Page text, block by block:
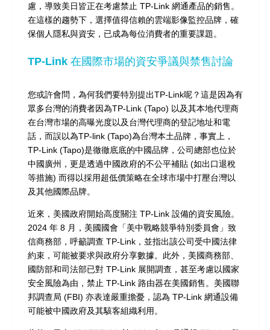
慮，導致美日皆正在考慮禁止 TP-Link 網通產品的銷售。
在這樣的趨勢下，選擇值得信賴的雲端影像監控品牌，確
保個人隱私與資安，已成為每位消費者的重要課題。
TP-Link 在國際市場的資安爭議與禁售討論
您或許會問，為何我們要特別提出TP-Link呢？這是因為有
眾多台灣的消費者因為TP-Link (Tapo) 以及其本地代理商
在台灣市場的高曝光度以及台灣代理商的登記地址和電
話，而誤以為TP-link (Tapo)為台灣本土品牌，事實上，
TP-Link (Tapo)是徹徹底底的中國品牌，公司總部也位於
中國廣州，更是透過中國政府的不公平補貼 (如出口退稅
等措施) 而得以採用超低價策略在全球市場中打壓台灣以
及其他國際品牌。
近來，美國政府開始高度關注 TP-Link 設備的資安風險。
2024 年 8 月，美國國會「美中戰略競爭特別委員會」致
信商務部，呼籲調查 TP-Link，並指出該公司受中國法律
約束，可能被要求與政府分享數據。此外，美國商務部、
國防部和司法部已對 TP-Link 展開調查，甚至考慮以國家
安全風險為由，禁止 TP-Link 路由器在美國銷售。美國聯
邦調查局 (FBI) 亦表達嚴重擔憂，認為 TP-Link 網通設備
可能被中國政府及其駭客組織利用。